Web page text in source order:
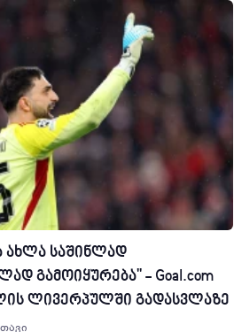
ახლა საშინლად
გამოიყურება'' - Goal.com
ლივერპულში გადასვლაზე